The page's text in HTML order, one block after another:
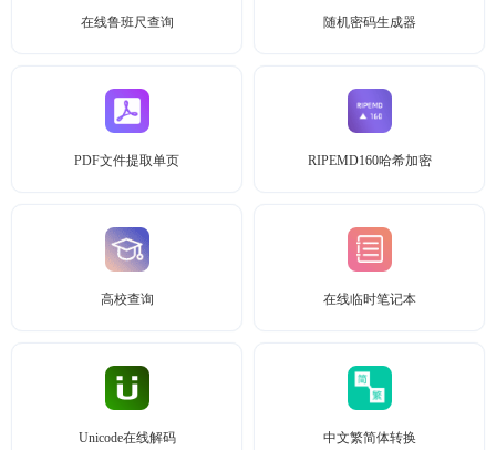
在线鲁班尺查询 随机密码生成器
PDF文件提取单页 RIPEMD160哈希加密
高校查询 在线临时笔记本
Unicode在线解码 中文繁简体转换